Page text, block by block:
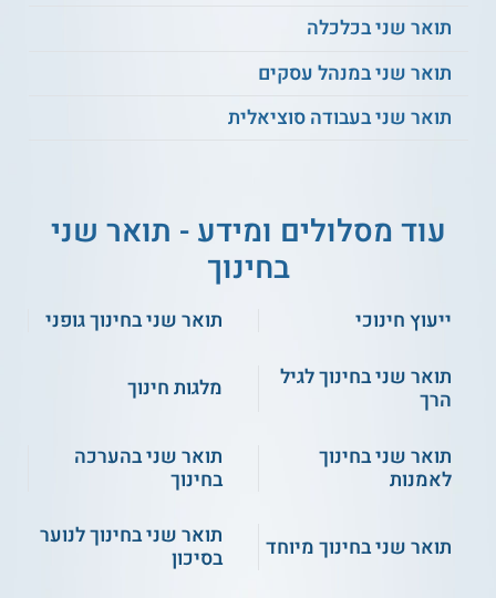
תואר שני בכלכלה
תואר שני במנהל עסקים
תואר שני בעבודה סוציאלית
עוד מסלולים ומידע - תואר שני
בחינוך
ייעוץ חינוכי
תואר שני בחינוך גופני
תואר שני בחינוך לגיל
הרך
מלגות חינוך
תואר שני בחינוך
לאמנות
תואר שני בהערכה
בחינוך
תואר שני בחינוך מיוחד
תואר שני בחינוך לנוער
בסיכון